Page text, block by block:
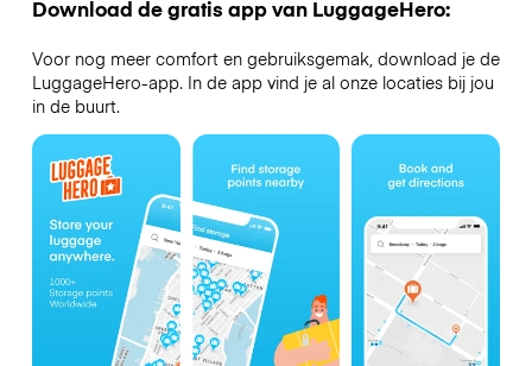
Download de gratis app van LuggageHero:
Voor nog meer comfort en gebruiksgemak, download je de
LuggageHero-app. In de app vind je al onze locaties bij jou
in de buurt.